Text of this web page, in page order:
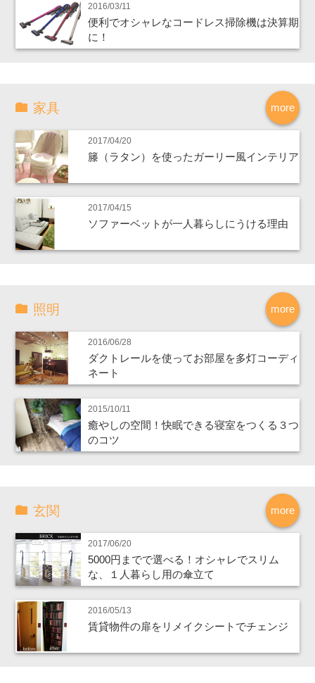
2016/03/11
便利でオシャレなコードレス掃除機は決算期
に！
more
家具
2017/04/20
籐（ラタン）を使ったガーリー風インテリア
2017/04/15
ソファーベットが一人暮らしにうける理由
more
照明
2016/06/28
ダクトレールを使ってお部屋を多灯コーディ
ネート
2015/10/11
癒やしの空間！快眠できる寝室をつくる３つ
のコツ
more
玄関
2017/06/20
5000円までで選べる！オシャレでスリム
な、１人暮らし用の傘立て
2016/05/13
賃貸物件の扉をリメイクシートでチェンジ